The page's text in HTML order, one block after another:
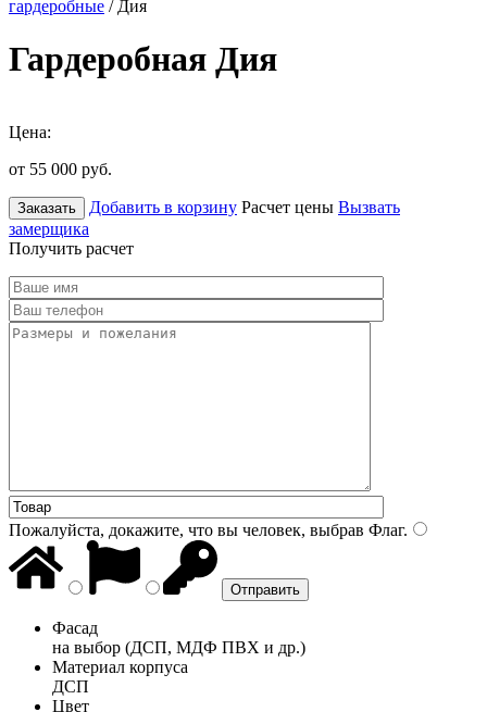
гардеробные / Дия
Гардеробная Дия
Цена:
от 55 000 руб.
Заказать Добавить в корзину Расчет цены Вызвать
замерщика
Получить расчет
Пожалуйста, докажите, что вы человек, выбрав Флаг.
Фасад
на выбор (ДСП, МДФ ПВХ и др.)
Материал корпуса
ДСП
Цвет